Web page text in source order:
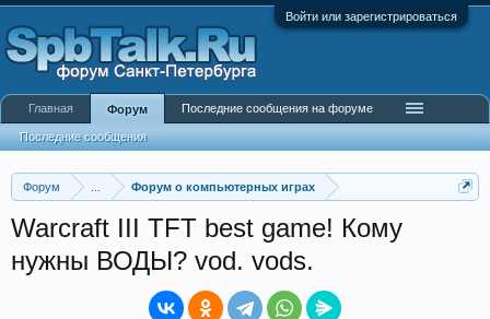
Войти или зарегистрироваться
Форум Форум о компьютерных играх
Warcraft III TFT best game! Кому
нужны ВОДЫ? vod. vods.
Главная Форум
Последние сообщения
Последние сообщения на форуме